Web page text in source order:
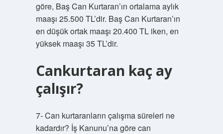
göre, Baş Can Kurtaran’ın ortalama aylık
maaşı 25.500 TL’dir. Baş Can Kurtaran’ın
en düşük ortak maaşı 20.400 TL iken, en
yüksek maaşı 35 TL’dir.
Cankurtaran kaç ay
çalışır?
7- Can kurtaranların çalışma süreleri ne
kadardır? İş Kanunu’na göre can